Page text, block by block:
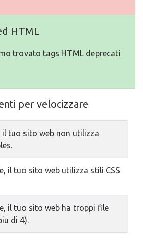
HTML
trovato tags HTML deprecati
per velocizzare
il tuo sito web non utilizza
il tuo sito web utilizza stili CSS
il tuo sito web ha troppi file
di 4).